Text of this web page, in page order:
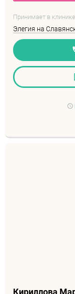
Принимает в
Элегия на
Кириллова